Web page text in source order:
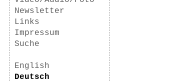
Newsletter
Links
Impressum
Suche
English
Deutsch